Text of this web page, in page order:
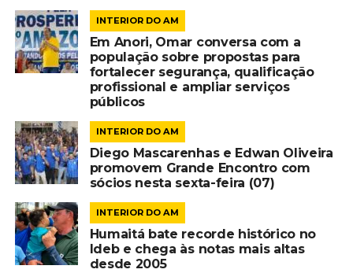
INTERIOR DO AM
Em Anori, Omar conversa com a
população sobre propostas para
fortalecer segurança, qualificação
profissional e ampliar serviços
públicos
INTERIOR DO AM
Diego Mascarenhas e Edwan Oliveira
promovem Grande Encontro com
sócios nesta sexta-feira (07)
INTERIOR DO AM
Humaitá bate recorde histórico no
Ideb e chega às notas mais altas
desde 2005